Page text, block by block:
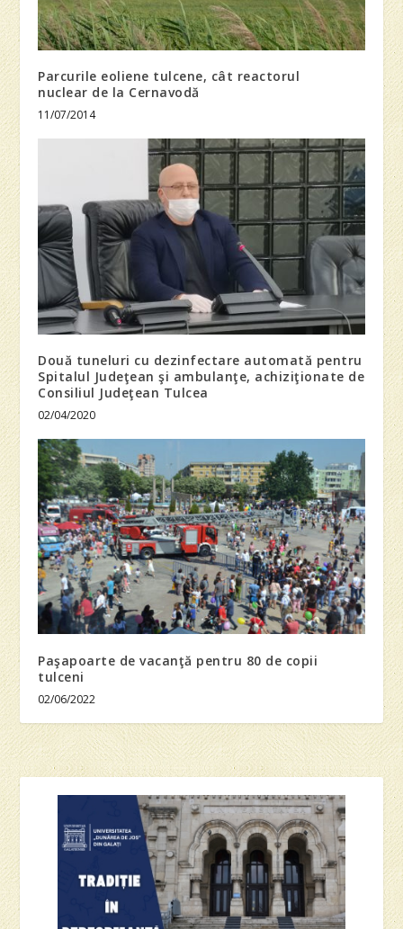
Parcurile eoliene tulcene, cât reactorul
nuclear de la Cernavodă
11/07/2014
Două tuneluri cu dezinfectare automată pentru
Spitalul Judeţean şi ambulanţe, achiziţionate de
Consiliul Judeţean Tulcea
02/04/2020
Paşapoarte de vacanţă pentru 80 de copii
tulceni
02/06/2022